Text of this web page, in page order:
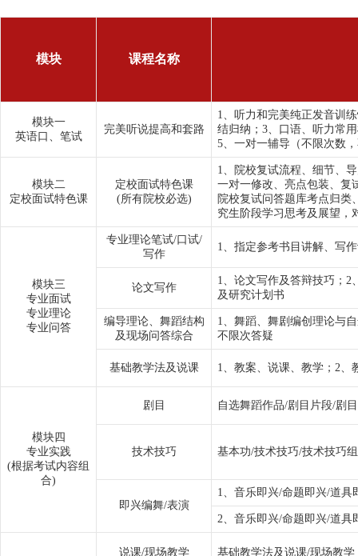
模块 课程名称
模块一
英语口、笔试
完美听说提高和套路
1、听力和完美纯正发音训
结归纳；3、口语、听力常
5、一对一辅导（不限次数
模块二
定校面试特色课
定校面试特色课
(所有院校必选)
1、院校复试流程、细节、
一对一修改、亮点包装、复
院校复试问答题库考点归类
究生阶段学习思考及展望，
模块三
专业面试
专业理论
专业问答
专业理论笔试/口试/
写作
1、指定参考书目讲解、写
论文写作
1、论文写作及答辩技巧；2
及研究计划书
编导理论、舞蹈结构
及现场问答综合
1、舞蹈、舞剧编创理论与
不限次答疑
基础教学法及说课 1、教案、说课、教学；2、
模块四
专业实践
(根据考试内容组
合)
剧目 自选舞蹈作品/剧目片段/剧
技术技巧 基本功/技术技巧/技术技巧
即兴编舞/表演
1、音乐即兴/命题即兴/道具
2、音乐即兴/命题即兴/道具
说课/现场教学 基础教学法及说课/现场教学